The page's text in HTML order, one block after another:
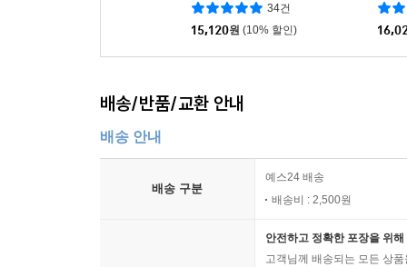
34건
15,120원 (10% 할인)
배송/반품/교환 안내
배송 안내
배송 구분
예스24 배송
배송비 : 2,500원
안전하고 정확한 포장을 위
고객님께 배송되는 모든 상